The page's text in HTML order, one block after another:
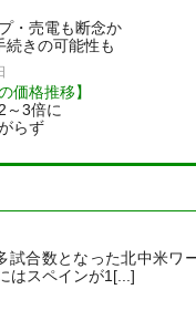
・売電も断念か
続きの可能性も
価格推移】
～3倍に
らず
合数となった北中米ワ
スペインが1[...]